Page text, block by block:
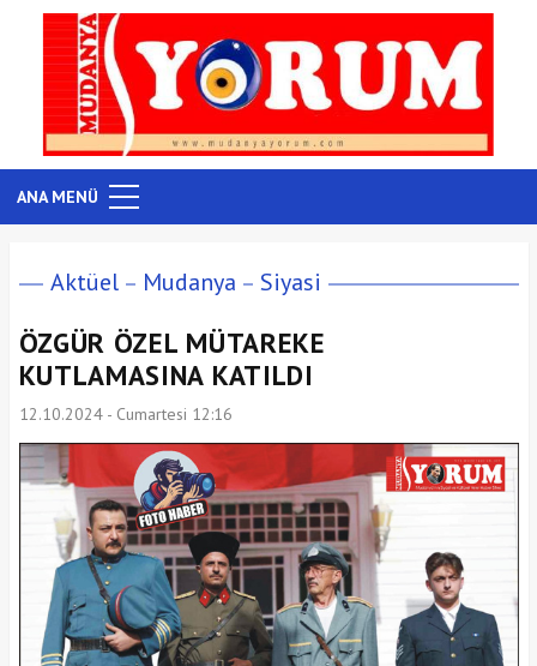
ANA MENÜ
Aktüel Mudanya Siyasi
ÖZGÜR ÖZEL MÜTAREKE
KUTLAMASINA KATILDI
12.10.2024 - Cumartesi 12:16